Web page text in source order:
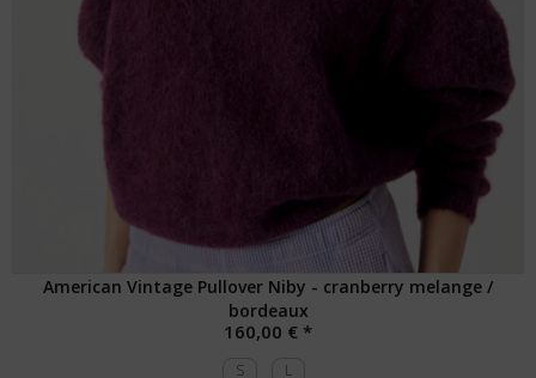
American Vintage Pullover Niby - cranberry melange /
bordeaux
160,00 € *
S
L